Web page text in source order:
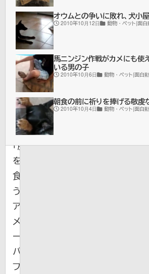
年
ア
リ
ゾ
ナ
な
ど
で
は
「脳
を
食
う
ア
メ
ー
バ」
フ
オウムとの争いに敗れ、犬小
2010年10月12日 動物・ペット|面白
馬ニンジン作戦がカメにも使
いる男の子
2010年10月6日 動物・ペット|面白
朝食の前に祈りを捧げる敬虔
2010年10月4日 動物・ペット|面白